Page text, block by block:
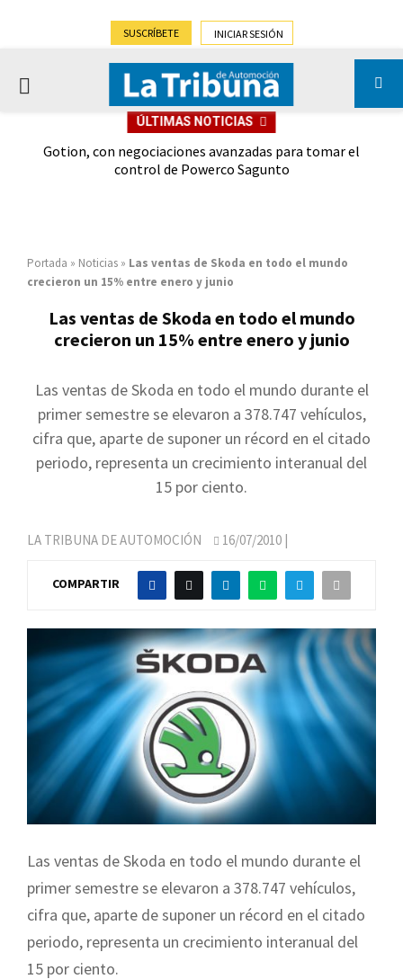
SUSCRÍBETE INICIAR SESIÓN
PRIMARY
ÚLTIMAS NOTICIAS
Gotion, con negociaciones avanzadas para tomar el
control de Powerco Sagunto
Portada » Noticias » Las ventas de Skoda en todo el mundo
crecieron un 15% entre enero y junio
Las ventas de Skoda en todo el mundo
crecieron un 15% entre enero y junio
Las ventas de Skoda en todo el mundo durante el
primer semestre se elevaron a 378.747 vehículos,
cifra que, aparte de suponer un récord en el citado
periodo, representa un crecimiento interanual del
15 por ciento.
LA TRIBUNA DE AUTOMOCIÓN 16/07/2010 |
COMPARTIR
Las ventas de Skoda en todo el mundo durante el
primer semestre se elevaron a 378.747 vehículos,
cifra que, aparte de suponer un récord en el citado
periodo, representa un crecimiento interanual del
15 por ciento.